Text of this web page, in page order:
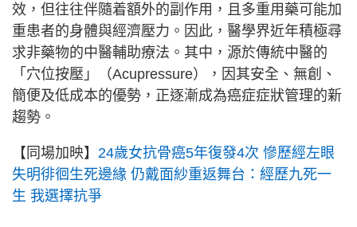
效，但往往伴隨着額外的副作用，且多重用藥可能加
重患者的身體與經濟壓力。因此，醫學界近年積極尋
求非藥物的中醫輔助療法。其中，源於傳統中醫的
「穴位按壓」（Acupressure），因其安全、無創、
簡便及低成本的優勢，正逐漸成為癌症症狀管理的新
趨勢。
【同場加映】 24歲女抗骨癌5年復發4次 慘歷經左眼
失明徘徊生死邊緣 仍戴面紗重返舞台：經歷九死一
生 我選擇抗爭